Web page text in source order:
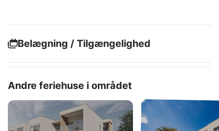
Belægning / Tilgængelighed
Andre feriehuse i området